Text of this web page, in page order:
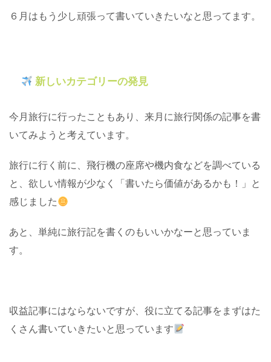
６月はもう少し頑張って書いていきたいなと思ってます。
新しいカテゴリーの発見
今月旅行に行ったこともあり、来月に旅行関係の記事を書
いてみようと考えています。
旅行に行く前に、飛行機の座席や機内食などを調べている
と、欲しい情報が少なく「書いたら価値があるかも！」と
感じました
あと、単純に旅行記を書くのもいいかなーと思っていま
す。
収益記事にはならないですが、役に立てる記事をまずはた
くさん書いていきたいと思っています